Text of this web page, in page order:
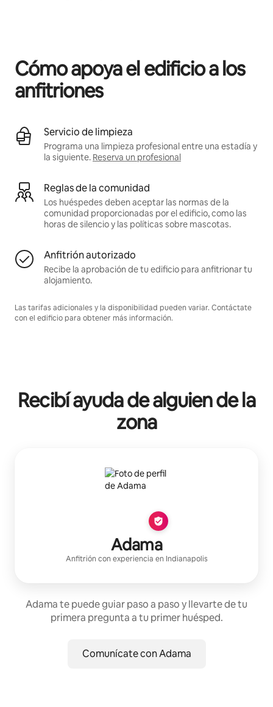
Cómo apoya el edificio a los
anfitriones
Servicio de limpieza
Programa una limpieza profesional entre una estadía y
la siguiente. Reserva un profesional
Reglas de la comunidad
Los huéspedes deben aceptar las normas de la
comunidad proporcionadas por el edificio, como las
horas de silencio y las políticas sobre mascotas.
Anfitrión autorizado
Recibe la aprobación de tu edificio para anfitrionar tu
alojamiento.
Las tarifas adicionales y la disponibilidad pueden variar. Contáctate
con el edificio para obtener más información.
Recibí ayuda de alguien de la
zona
Adama
Anfitrión con experiencia en Indianapolis
Adama te puede guiar paso a paso y llevarte de tu
primera pregunta a tu primer huésped.
Comunícate con Adama